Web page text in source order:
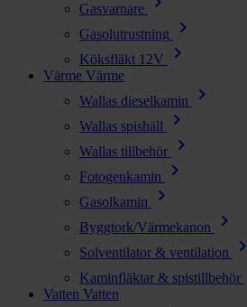
Gasvarnare
Gasolutrustning chevron_right
Köksfläkt 12V chevron_right
Värme Värme
Wallas dieselkamin
chevron_right
Wallas spishäll chevron_right
Wallas tillbehör chevron_right
Fotogenkamin chevron_right
Gasolkamin chevron_right
Byggtork/Värmekanon chevron_right
Solventilator & ventilation chevron_right
Kaminfläktar & spistillbehör
Vatten Vatten